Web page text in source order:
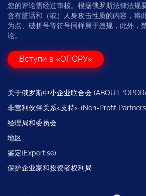
您的评论需经过审核。根据俄罗斯法律法规
含有脏话和（或）人身攻击性质的内容，将
为点、破折号等符号同样属于违规，此外，
论。
Вступи в «ОПОРУ»
关于俄罗斯中小企业联合会 (ABOUT
非营利伙伴关系«支持» (Non-Profit
经理局和委员会
地区
鉴定(Expertise)
保护企业家和投资者权利局